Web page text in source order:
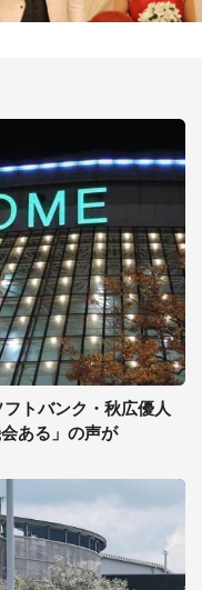
トバンク・秋広優人
ある」の声が